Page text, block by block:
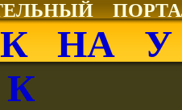
НА
К